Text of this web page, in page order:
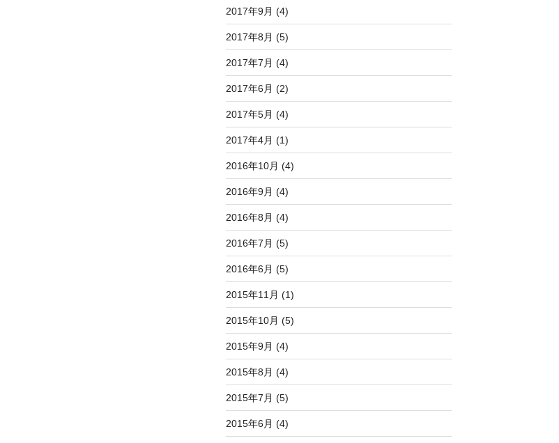
2017年9月 (4)
2017年8月 (5)
2017年7月 (4)
2017年6月 (2)
2017年5月 (4)
2017年4月 (1)
2016年10月 (4)
2016年9月 (4)
2016年8月 (4)
2016年7月 (5)
2016年6月 (5)
2015年11月 (1)
2015年10月 (5)
2015年9月 (4)
2015年8月 (4)
2015年7月 (5)
2015年6月 (4)